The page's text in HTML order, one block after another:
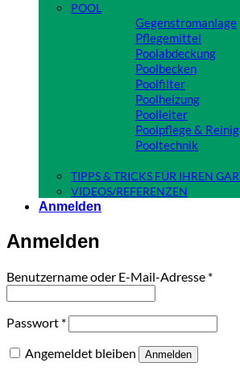
POOL
Gegenstromanlage
Pflegemittel
Poolabdeckung
Poolbecken
Poolfilter
Poolheizung
Poolleiter
Poolpflege &
Pooltechnik
TIPPS & TRICKS FÜR IHREN
VIDEOS/REFERENZEN
Anmelden
Anmelden
Benutzername oder E-Mail-Adresse *
Passwort *Erforderlich
Angemeldet bleiben Anmelden